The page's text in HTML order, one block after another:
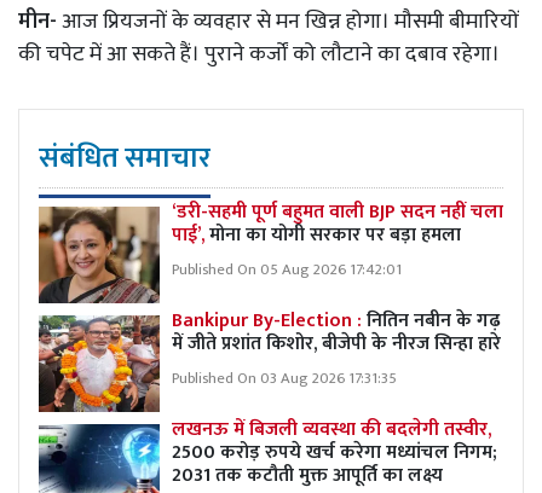
मीन-आज प्रियजनों के व्यवहार से मन खिन्न होगा। मौसमी बीमारियों
की चपेट में आ सकते हैं। पुराने कर्जों को लौटाने का दबाव रहेगा।
संबंधित समाचार
‘डरी-सहमी पूर्ण बहुमत वाली BJP सदन नहीं चला
पाई’,मोना का योगी सरकार पर बड़ा हमला
Published On 05 Aug 2026 17:42:01
Bankipur By-Election :नितिन नबीन के गढ़
में जीते प्रशांत किशोर, बीजेपी के नीरज सिन्हा हारे
Published On 03 Aug 2026 17:31:35
लखनऊ में बिजली व्यवस्था की बदलेगी तस्वीर,
2500 करोड़ रुपये खर्च करेगा मध्यांचल निगम;
2031 तक कटौती मुक्त आपूर्ति का लक्ष्य